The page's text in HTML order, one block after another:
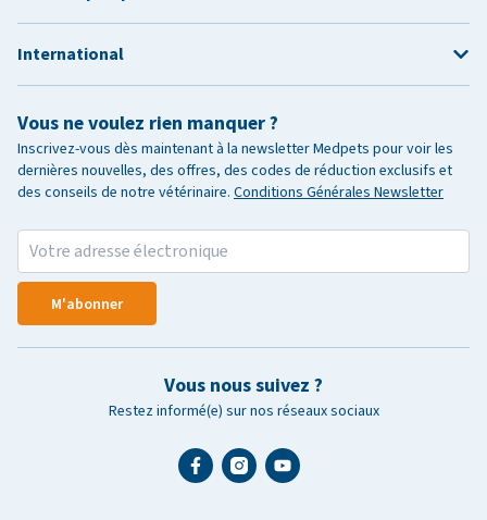
Vous ne voulez rien manquer ?
Inscrivez-vous dès maintenant à la newsletter Medpets pour voir les
dernières nouvelles, des offres, des codes de réduction exclusifs et
des conseils de notre vétérinaire. Conditions Générales Newsletter
M'abonner
Vous nous suivez ?
Restez informé(e) sur nos réseaux sociaux
International